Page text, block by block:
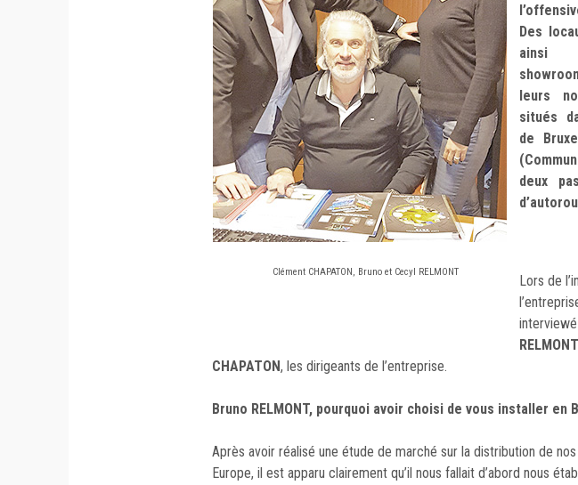
Clément CHAPATON, Bruno et Cecyl RELMONT
Des
ainsi
leurs
situés
de
deux
Lors de
interviewé
CHAPATON, les dirigeants de l’entreprise.
Bruno RELMONT, pourquoi avoir choisi de vous installer en
Après avoir réalisé une étude de marché sur la distribution de
Europe, il est apparu clairement qu’il nous fallait d’abord nous